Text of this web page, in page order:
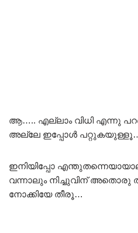
ആ….. എല്ലാം വിധി എന്നു
അല്ലേ ഇപ്പോൾ
ഇനിയിപ്പോ
വന്നാലും നിച്ചുവിന് അതൊരു
നോക്കിയേ തീരൂ…